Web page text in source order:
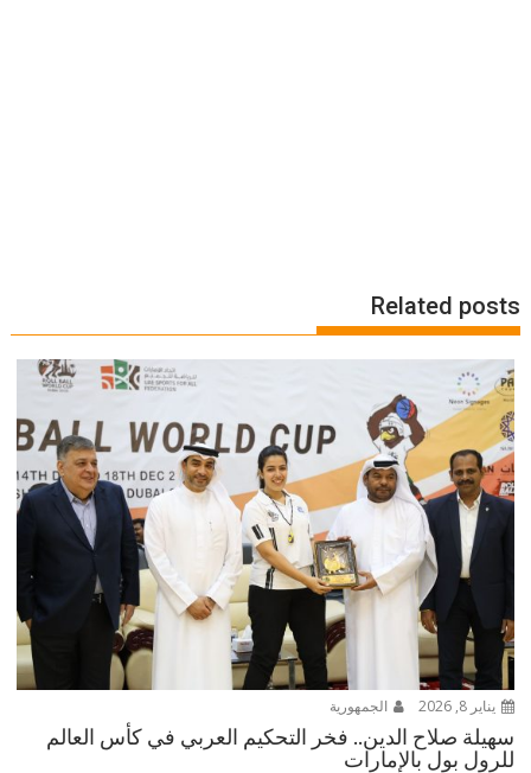
Related posts
يناير 8, 2026 الجمهورية
سهيلة صلاح الدين.. فخر التحكيم العربي في كأس العالم
للرول بول بالإمارات